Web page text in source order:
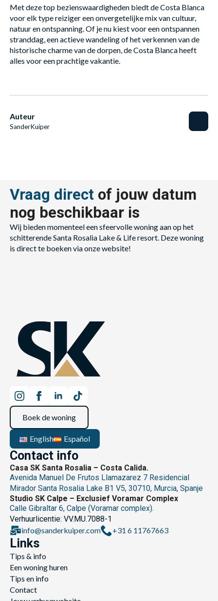
Met deze top bezienswaardigheden biedt de Costa Blanca
voor elk type reiziger een onvergetelijke mix van cultuur,
natuur en ontspanning. Of je nu kiest voor een ontspannen
stranddag, een actieve wandeling of het verkennen van de
historische charme van de dorpen, de Costa Blanca heeft
alles voor een prachtige vakantie.
Auteur
SanderKuiper
Vraag direct of jouw datum
nog beschikbaar is
Wij bieden momenteel een sfeervolle woning aan op het
schitterende Santa Rosalia Lake & Life resort. Deze woning
is direct te boeken via onze website!
Boek de woning
English Español
Contact info
Casa SK Santa Rosalia – Costa Calida.
Avenida Manuel De Frutos Llamazarez 7 Residencial
Mirador Santa Rosalia Lake B1 V5, 30710, Murcia, Spanje
Studio SK Calpe – Exclusief Voramar Complex
Calle Gibraltar 6, Calpe (Voramar complex).
Verhuurlicentie: VV.MU.7088-1
info@sanderkuiper.com
+31 6 11767663
Links
Tips & info
Een woning huren
Tips en info
Contact